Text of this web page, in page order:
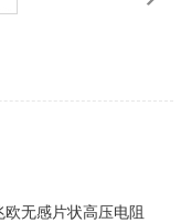
无感片状高压电阻